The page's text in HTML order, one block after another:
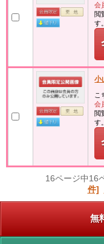
会
閲
す。
小
こ
会
閲
す。
16ページ中16
件]
無